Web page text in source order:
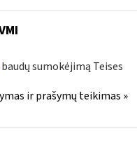
baudų sumokėjimą Teises
ir prašymų teikimas »